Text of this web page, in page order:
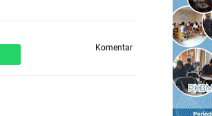
Komentar